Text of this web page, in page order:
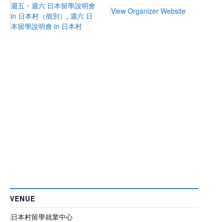
週五・週六 日本留學說明會
in 日本村（個別） , 週六 日
本留學說明會 in 日本村
View Organizer Website
VENUE
日本村留學就業中心